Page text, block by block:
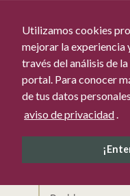
Utilizamos cookies
mejorar la experiencia
través del análisis de
portal. Para conocer
de tus datos
aviso de privacidad.
Sitios de
Datos Abiertos
Puebla